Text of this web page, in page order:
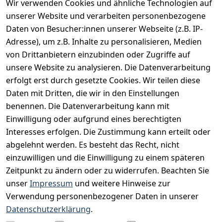
Wir verwenden Cookies und ähnliche Technologien auf
unserer Website und verarbeiten personenbezogene
Daten von Besucher:innen unserer Webseite (z.B. IP-
Adresse), um z.B. Inhalte zu personalisieren, Medien
von Drittanbietern einzubinden oder Zugriffe auf
unsere Website zu analysieren. Die Datenverarbeitung
erfolgt erst durch gesetzte Cookies. Wir teilen diese
Daten mit Dritten, die wir in den Einstellungen
benennen. Die Datenverarbeitung kann mit
Einwilligung oder aufgrund eines berechtigten
Interesses erfolgen. Die Zustimmung kann erteilt oder
abgelehnt werden. Es besteht das Recht, nicht
einzuwilligen und die Einwilligung zu einem späteren
Zeitpunkt zu ändern oder zu widerrufen. Beachten Sie
unserImpressum und weitere Hinweise zur
Verwendung personenbezogener Daten in unserer
Datenschutzerklärung.
Vertrag widerrufen
INFORMATIONEN
Widerrufsrecht
Datenschutz
Unser Unternehmen
Charity & Wohltätigkeit
BESUCHE UNS